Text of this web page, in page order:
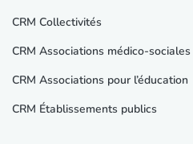
CRM Collectivités
CRM Associations médico-sociales
CRM Associations pour l’éducation
CRM Établissements publics